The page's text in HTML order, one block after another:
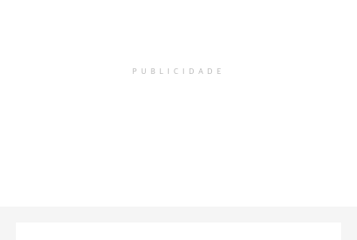
PUBLICIDADE